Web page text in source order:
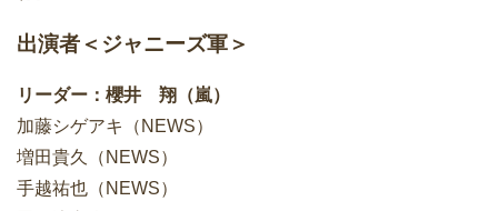
出演者＜ジャニーズ軍＞
リーダー：櫻井 翔（嵐）
加藤シゲアキ（NEWS）
増田貴久（NEWS）
手越祐也（NEWS）